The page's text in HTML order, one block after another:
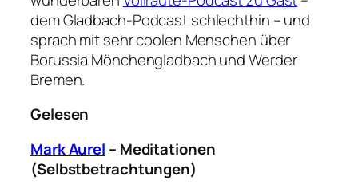
dem Gladbach-Podcast schlechthin – und
sprach mit sehr coolen Menschen über
Borussia Mönchengladbach und Werder
Bremen.
Gelesen
Mark Aurel – Meditationen
(Selbstbetrachtungen)